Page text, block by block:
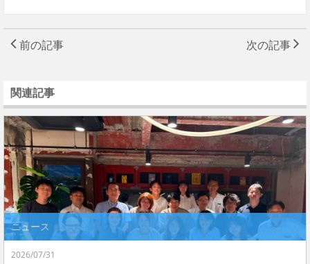
前の記事 次の記事
関連記事
ニュース
2026/07/31